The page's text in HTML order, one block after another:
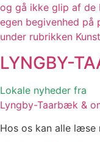
og gå ikke glip af de
egen begivenhed på
under rubrikken
LYNGBY-
Lokale nyheder fra
Lyngby-Taarbæk &
Hos os kan alle læse